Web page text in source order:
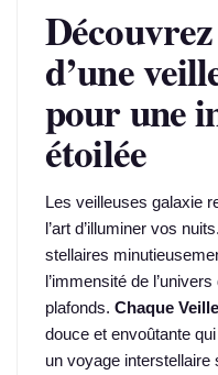
d’une
pour une
étoilée
Les veilleuses galaxie
l’art d’illuminer vos
stellaires
l’immensité de
plafonds. Chaque
douce et envoûtante
un voyage